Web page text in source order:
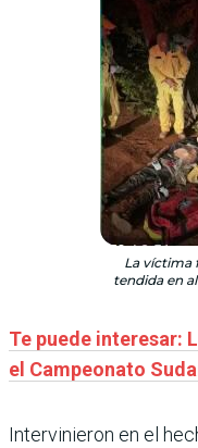
La víctima
tendida en
Te puede interesar:
el Campeonato
Intervinieron en el